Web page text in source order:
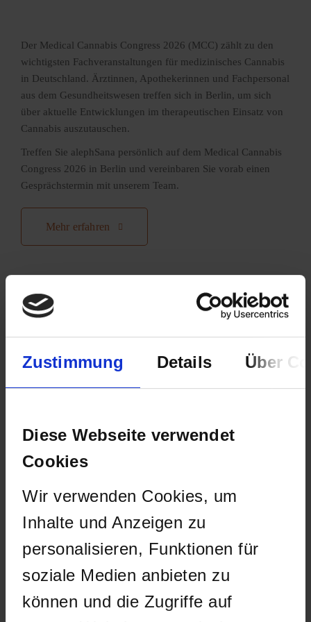
Zustimmung Details Über
Diese Webseite verwendet
Cookies
Wir verwenden Cookies, um
Inhalte und Anzeigen zu
personalisieren, Funktionen für
soziale Medien anbieten zu
können und die Zugriffe auf
Der Medical Cannabis Congress 2026 (MCC) zählt zu den
wichtigsten Fachveranstaltungen für medizinisches Cannabis
in Deutschland. Ärztinnen, Apothekerinnen und Fachpersonal
aus dem Gesundheitswesen treffen sich in Berlin, um sich
über aktuelle Entwicklungen im therapeutischen Einsatz von
Cannabis auszutauschen.
Treffen Sie alephSana persönlich auf dem Medical Cannabis
Congress 2026 in Berlin und vereinbaren Sie vorab einen
Gesprächstermin mit unserem Team.
Mehr erfahren
Produkte
Cannabisprodukte
Neben eigenen medizinischen Cannabisprodukten
sind bei alephSana Cannabisextrakte und